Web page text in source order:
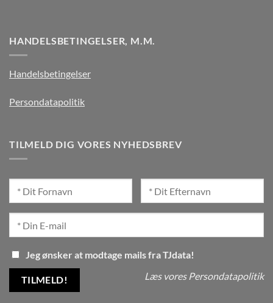
HANDELSBETINGELSER, M.M.
Handelsbetingelser
Persondatapolitik
TILMELD DIG VORES NYHEDSBREV
Jeg ønsker at modtage mails fra TJdata!
Læs vores Persondatapolitik